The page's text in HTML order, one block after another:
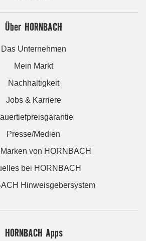
Über HORNBACH
Das Unternehmen
Mein Markt
Nachhaltigkeit
Jobs & Karriere
Presse/Medien
von HORNBACH
bei HORNBACH
Hinweisgebersystem
HORNBACH Apps